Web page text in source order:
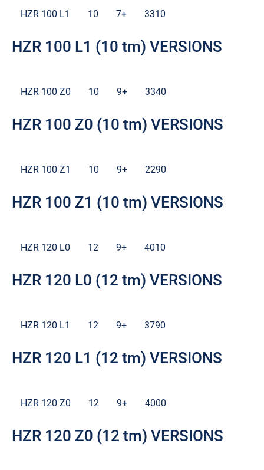
HZR 100 L1 10 7+ 3310
HZR 100 L1 (10 tm) VERSIONS
HZR 100 Z0 10 9+ 3340
HZR 100 Z0 (10 tm) VERSIONS
HZR 100 Z1 10 9+ 2290
HZR 100 Z1 (10 tm) VERSIONS
HZR 120 L0 12 9+ 4010
HZR 120 L0 (12 tm) VERSIONS
HZR 120 L1 12 9+ 3790
HZR 120 L1 (12 tm) VERSIONS
HZR 120 Z0 12 9+ 4000
HZR 120 Z0 (12 tm) VERSIONS